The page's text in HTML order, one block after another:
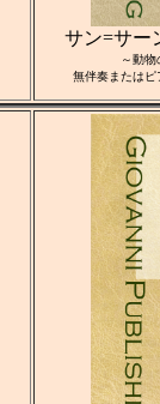
サン=サー
～動
無伴奏または